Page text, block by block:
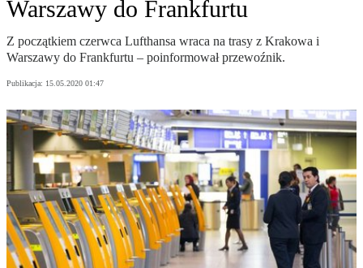
Warszawy do Frankfurtu
Z początkiem czerwca Lufthansa wraca na trasy z Krakowa i
Warszawy do Frankfurtu – poinformował przewoźnik.
Publikacja: 15.05.2020 01:47